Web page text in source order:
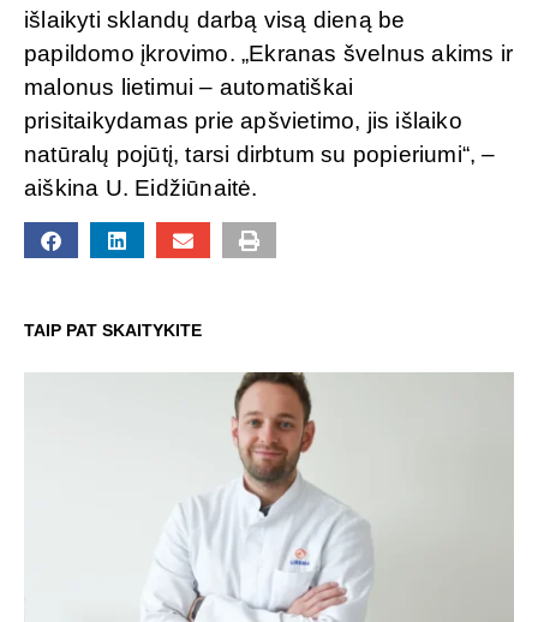
išlaikyti sklandų darbą visą dieną be
papildomo įkrovimo. „Ekranas švelnus akims ir
malonus lietimui – automatiškai
prisitaikydamas prie apšvietimo, jis išlaiko
natūralų pojūtį, tarsi dirbtum su popieriumi“, –
aiškina U. Eidžiūnaitė.
TAIP PAT SKAITYKITE